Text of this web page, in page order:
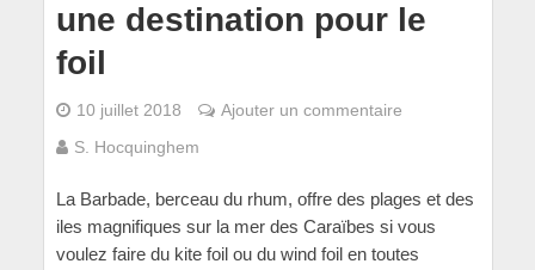
une destination pour le
foil
10 juillet 2018
Ajouter un commentaire
S. Hocquinghem
La Barbade, berceau du rhum, offre des plages et des
iles magnifiques sur la mer des Caraïbes si vous
voulez faire du kite foil ou du wind foil en toutes